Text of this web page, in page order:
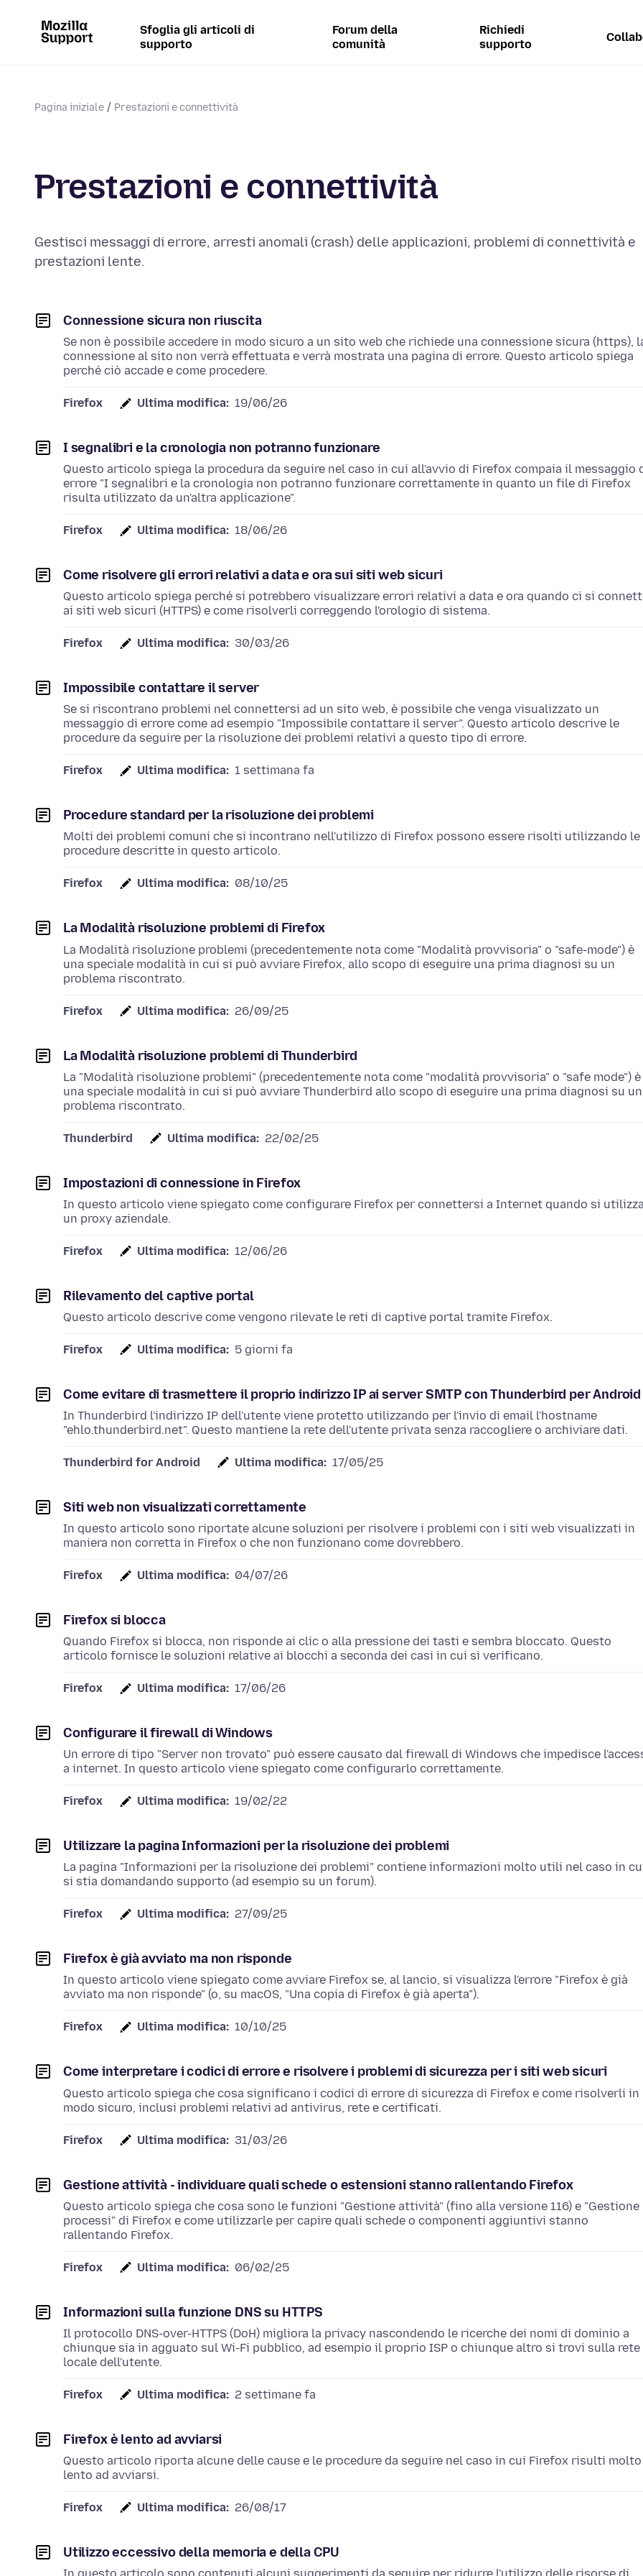
Sfoglia gli articoli di
supporto
Forum della
comunità
Richiedi
supporto
Pagina iniziale Prestazioni e connettività
Prestazioni e connettività
Gestisci messaggi di errore, arresti anomali (crash) delle applicazioni, problemi di connettività e
prestazioni lente.
Connessione sicura non riuscita
Se non è possibile accedere in modo sicuro a un sito web che richiede una connessione sicura (https),
connessione al sito non verrà effettuata e verrà mostrata una pagina di errore. Questo articolo spiega
perché ciò accade e come procedere.
Firefox Ultima modifica: 19/06/26
I segnalibri e la cronologia non potranno funzionare
Questo articolo spiega la procedura da seguire nel caso in cui all'avvio di Firefox compaia il messaggio
errore "I segnalibri e la cronologia non potranno funzionare correttamente in quanto un file di Firefox
risulta utilizzato da un'altra applicazione".
Firefox Ultima modifica: 18/06/26
Come risolvere gli errori relativi a data e ora sui siti web sicuri
Questo articolo spiega perché si potrebbero visualizzare errori relativi a data e ora quando ci si
ai siti web sicuri (HTTPS) e come risolverli correggendo l'orologio di sistema.
Firefox Ultima modifica: 30/03/26
Impossibile contattare il server
Se si riscontrano problemi nel connettersi ad un sito web, è possibile che venga visualizzato un
messaggio di errore come ad esempio "Impossibile contattare il server". Questo articolo descrive le
procedure da seguire per la risoluzione dei problemi relativi a questo tipo di errore.
Firefox Ultima modifica: 1 settimana fa
Procedure standard per la risoluzione dei problemi
Molti dei problemi comuni che si incontrano nell'utilizzo di Firefox possono essere risolti utilizzando le
procedure descritte in questo articolo.
Firefox Ultima modifica: 08/10/25
La Modalità risoluzione problemi di Firefox
La Modalità risoluzione problemi (precedentemente nota come "Modalità provvisoria" o "safe-mode") è
una speciale modalità in cui si può avviare Firefox, allo scopo di eseguire una prima diagnosi su un
problema riscontrato.
Firefox Ultima modifica: 26/09/25
La Modalità risoluzione problemi di Thunderbird
La "Modalità risoluzione problemi" (precedentemente nota come "modalità provvisoria" o "safe mode") è
una speciale modalità in cui si può avviare Thunderbird allo scopo di eseguire una prima diagnosi su un
problema riscontrato.
Thunderbird Ultima modifica: 22/02/25
Impostazioni di connessione in Firefox
In questo articolo viene spiegato come configurare Firefox per connettersi a Internet quando si
un proxy aziendale.
Firefox Ultima modifica: 12/06/26
Rilevamento del captive portal
Questo articolo descrive come vengono rilevate le reti di captive portal tramite Firefox.
Firefox Ultima modifica: 5 giorni fa
Come evitare di trasmettere il proprio indirizzo IP ai server SMTP con Thunderbird per Android
In Thunderbird l'indirizzo IP dell'utente viene protetto utilizzando per l'invio di email l'hostname
"ehlo.thunderbird.net". Questo mantiene la rete dell'utente privata senza raccogliere o archiviare dati.
Thunderbird for Android Ultima modifica: 17/05/25
Siti web non visualizzati correttamente
In questo articolo sono riportate alcune soluzioni per risolvere i problemi con i siti web visualizzati in
maniera non corretta in Firefox o che non funzionano come dovrebbero.
Firefox Ultima modifica: 04/07/26
Firefox si blocca
Quando Firefox si blocca, non risponde ai clic o alla pressione dei tasti e sembra bloccato. Questo
articolo fornisce le soluzioni relative ai blocchi a seconda dei casi in cui si verificano.
Firefox Ultima modifica: 17/06/26
Configurare il firewall di Windows
Un errore di tipo "Server non trovato" può essere causato dal firewall di Windows che impedisce
a internet. In questo articolo viene spiegato come configurarlo correttamente.
Firefox Ultima modifica: 19/02/22
Utilizzare la pagina Informazioni per la risoluzione dei problemi
La pagina "Informazioni per la risoluzione dei problemi" contiene informazioni molto utili nel caso in
si stia domandando supporto (ad esempio su un forum).
Firefox Ultima modifica: 27/09/25
Firefox è già avviato ma non risponde
In questo articolo viene spiegato come avviare Firefox se, al lancio, si visualizza l'errore "Firefox è già
avviato ma non risponde" (o, su macOS, "Una copia di Firefox è già aperta").
Firefox Ultima modifica: 10/10/25
Come interpretare i codici di errore e risolvere i problemi di sicurezza per i siti web sicuri
Questo articolo spiega che cosa significano i codici di errore di sicurezza di Firefox e come risolverli in
modo sicuro, inclusi problemi relativi ad antivirus, rete e certificati.
Firefox Ultima modifica: 31/03/26
Gestione attività - individuare quali schede o estensioni stanno rallentando Firefox
Questo articolo spiega che cosa sono le funzioni "Gestione attività" (fino alla versione 116) e "Gestione
processi" di Firefox e come utilizzarle per capire quali schede o componenti aggiuntivi stanno
rallentando Firefox.
Firefox Ultima modifica: 06/02/25
Informazioni sulla funzione DNS su HTTPS
Il protocollo DNS-over-HTTPS (DoH) migliora la privacy nascondendo le ricerche dei nomi di dominio a
chiunque sia in agguato sul Wi-Fi pubblico, ad esempio il proprio ISP o chiunque altro si trovi sulla rete
locale dell'utente.
Firefox Ultima modifica: 2 settimane fa
Firefox è lento ad avviarsi
Questo articolo riporta alcune delle cause e le procedure da seguire nel caso in cui Firefox risulti molto
lento ad avviarsi.
Firefox Ultima modifica: 26/08/17
Utilizzo eccessivo della memoria e della CPU